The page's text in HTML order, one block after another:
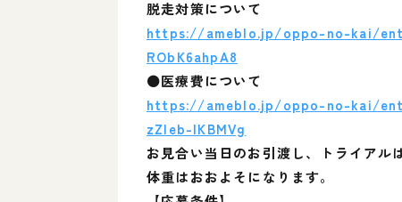
脱走対策について
https://ameblo.jp/oppo-no-kai/
RObK6ahpA8
⚫医療費について
https://ameblo.jp/oppo-no-kai/
zZIeb-IKBMVg
お見合い当日のお引渡し、トライアル
体重はおおよそになります。